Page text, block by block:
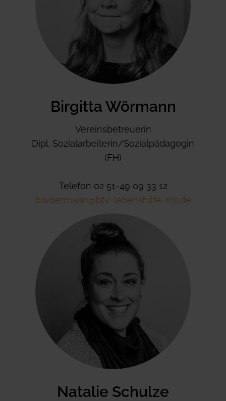
Birgitta Wörmann
Vereinsbetreuerin
Dipl. Sozialarbeiterin/Sozialpädagogin
(FH)
Telefon 02 51-49 09 33 12
b.woermann@btv-lebenshilfe-ms.de
Natalie Schulze